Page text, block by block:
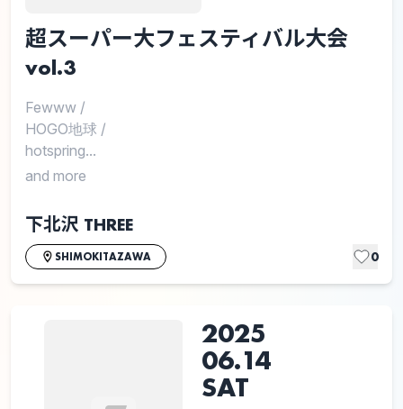
超スーパー大フェスティバル大会
vol.3
Fewww /
HOGO地球 /
hotspring...
and more
下北沢 THREE
SHIMOKITAZAWA 0
2025
06.14
SAT